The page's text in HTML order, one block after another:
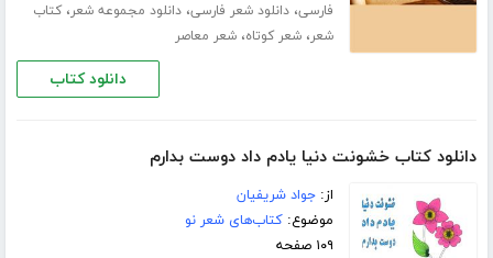
فارسی،دانلود شعر فارسی،دانلود مجموعه شعر،کتاب
شعر،شعر کوتاه،شعر معاصر
دانلود کتاب
دانلود کتاب خشونت دنیا یادم داد دوست بدارم
از:جواد شریفیان
موضوع:کتاب‌های شعر نو
۱۰۹ صفحه